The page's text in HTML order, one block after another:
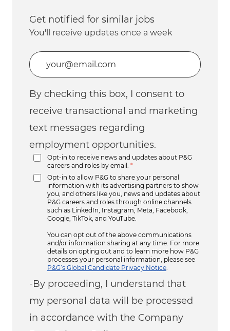
Get notified for similar jobs
You'll receive updates once a week
Enter Email address (Required)
By checking this box, I consent to
receive transactional and marketing
text messages regarding
employment opportunities.
Opt-in to receive news and updates about P&G
careers and roles by email.
*
Opt-in to allow P&G to share your personal
information with its advertising partners to show
you, and others like you, news and updates about
P&G careers and roles through online channels
such as LinkedIn, Instagram, Meta, Facebook,
Google, TikTok, and YouTube.
You can opt out of the above communications
and/or information sharing at any time. For more
details on opting out and to learn more how P&G
processes your personal information, please see
P&G’s Global Candidate Privacy Notice
-By proceeding, I understand that
my personal data will be processed
in accordance with the Company